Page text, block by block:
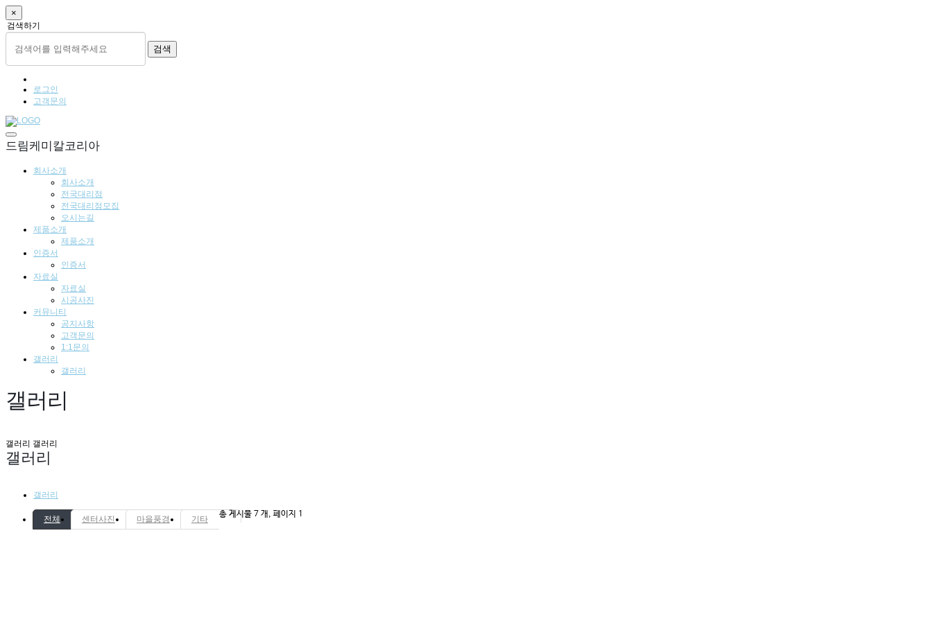
×
검색하기
검색
로그인
고객문의
드림케미칼코리아
회사소개
회사소개
전국대리점
전국대리점모집
오시는길
제품소개
제품소개
인증서
인증서
자료실
자료실
시공사진
커뮤니티
공지사항
고객문의
1:1문의
갤러리
갤러리
갤러리
갤러리 갤러리
갤러리
갤러리
전체 센터사진 마을풍경 기타 총 게시물 7 개, 페이지 1